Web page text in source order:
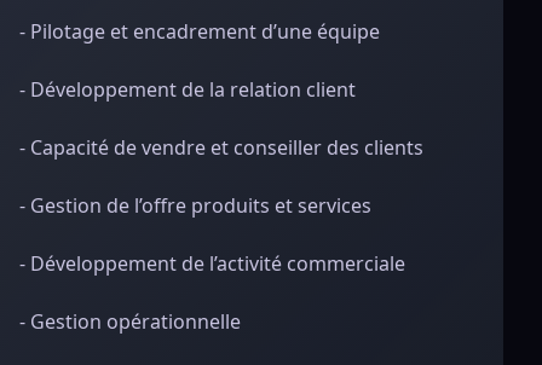
- Pilotage et encadrement d’une équipe
- Développement de la relation client
- Capacité de vendre et conseiller des clients
- Gestion de l’offre produits et services
- Développement de l’activité commerciale
- Gestion opérationnelle